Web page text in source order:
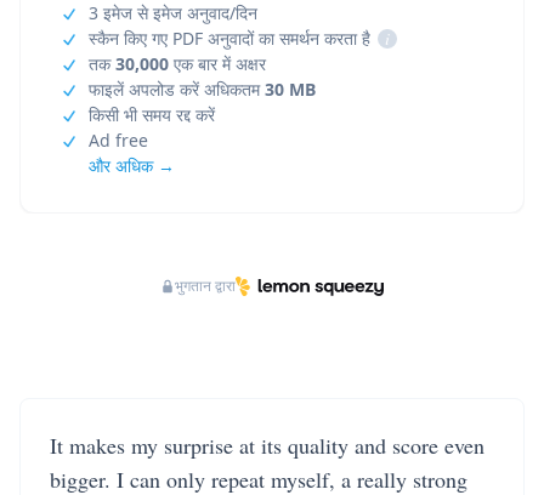
3 इमेज से इमेज अनुवाद/दिन
स्कैन किए गए PDF अनुवादों का समर्थन करता है
i
तक30,000 एक बार में अक्षर
फाइलें अपलोड करें अधिकतम30 MB
किसी भी समय रद्द करें
Ad free
और अधिक →
भुगतान द्वारा
It makes my surprise at its quality and score even
bigger. I can only repeat myself, a really strong